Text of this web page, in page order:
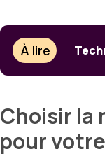
À lire
Choisir la
pour